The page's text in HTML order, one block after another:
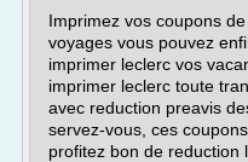
Imprimez vos coupons
voyages vous pouvez
imprimer leclerc vos
imprimer leclerc toute
avec reduction preavis
servez-vous, ces
profitez bon de reduction